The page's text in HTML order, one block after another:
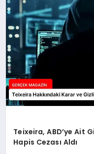
Teixeira, ABD’ye Ait
Hapis Cezası Aldı